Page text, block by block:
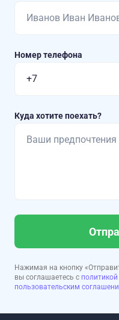
Номер телефона
Куда хотите поехать?
Нажимая на кнопку
вы соглашаетесь с
пользовательским